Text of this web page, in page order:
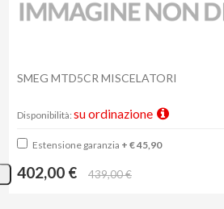
SMEG MTD5CR MISCELATORI
Disponibilità: su ordinazione
Estensione garanzia + € 45,90
402,00 € 439,00 €